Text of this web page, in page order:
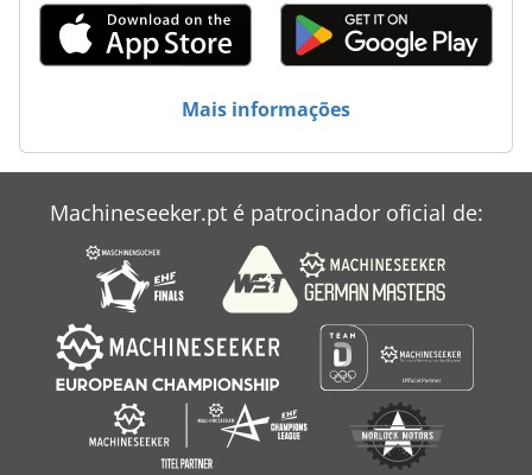
Mais informações
Machineseeker.pt é patrocinador oficial de: